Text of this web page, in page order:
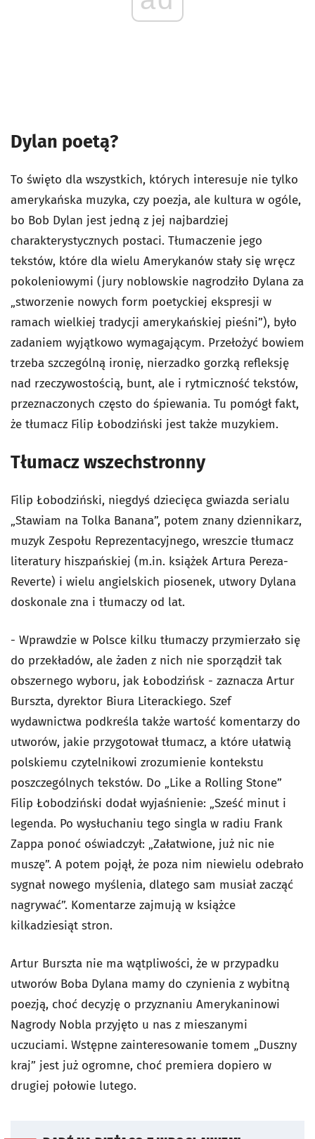
Dylan poetą?
To święto dla wszystkich, których interesuje nie tylko
amerykańska muzyka, czy poezja, ale kultura w ogóle,
bo Bob Dylan jest jedną z jej najbardziej
charakterystycznych postaci. Tłumaczenie jego
tekstów, które dla wielu Amerykanów stały się wręcz
pokoleniowymi (jury noblowskie nagrodziło Dylana za
„stworzenie nowych form poetyckiej ekspresji w
ramach wielkiej tradycji amerykańskiej pieśni”), było
zadaniem wyjątkowo wymagającym. Przełożyć bowiem
trzeba szczególną ironię, nierzadko gorzką refleksję
nad rzeczywostością, bunt, ale i rytmiczność tekstów,
przeznaczonych często do śpiewania. Tu pomógł fakt,
że tłumacz Filip Łobodziński jest także muzykiem.
Tłumacz wszechstronny
Filip Łobodziński, niegdyś dziecięca gwiazda serialu
„Stawiam na Tolka Banana”, potem znany dziennikarz,
muzyk Zespołu Reprezentacyjnego, wreszcie tłumacz
literatury hiszpańskiej (m.in. książek Artura Pereza-
Reverte) i wielu angielskich piosenek, utwory Dylana
doskonale zna i tłumaczy od lat.
- Wprawdzie w Polsce kilku tłumaczy przymierzało się
do przekładów, ale żaden z nich nie sporządził tak
obszernego wyboru, jak Łobodzińsk - zaznacza Artur
Burszta, dyrektor Biura Literackiego. Szef
wydawnictwa podkreśla także wartość komentarzy do
utworów, jakie przygotował tłumacz, a które ułatwią
polskiemu czytelnikowi zrozumienie kontekstu
poszczególnych tekstów. Do „Like a Rolling Stone”
Filip Łobodziński dodał wyjaśnienie: „Sześć minut i
legenda. Po wysłuchaniu tego singla w radiu Frank
Zappa ponoć oświadczył: „Załatwione, już nic nie
muszę”. A potem pojął, że poza nim niewielu odebrało
sygnał nowego myślenia, dlatego sam musiał zacząć
nagrywać”. Komentarze zajmują w książce
kilkadziesiąt stron.
Artur Burszta nie ma wątpliwości, że w przypadku
utworów Boba Dylana mamy do czynienia z wybitną
poezją, choć decyzję o przyznaniu Amerykaninowi
Nagrody Nobla przyjęto u nas z mieszanymi
uczuciami. Wstępne zainteresowanie tomem „Duszny
kraj” jest już ogromne, choć premiera dopiero w
drugiej połowie lutego.